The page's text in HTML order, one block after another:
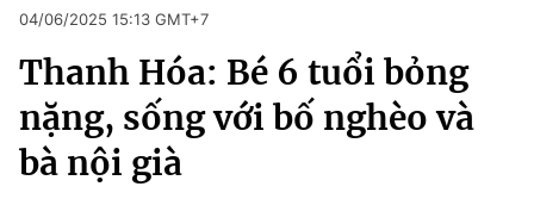
Chuyên mục
Chính trị
Xã hội
Pháp luật
Thể thao
Truyền hình
Văn hóa - Giải trí
04/06/2025 15:13 GMT+7
Thanh Hóa: Bé 6 tuổi bỏng
nặng, sống với bố nghèo và
bà nội già